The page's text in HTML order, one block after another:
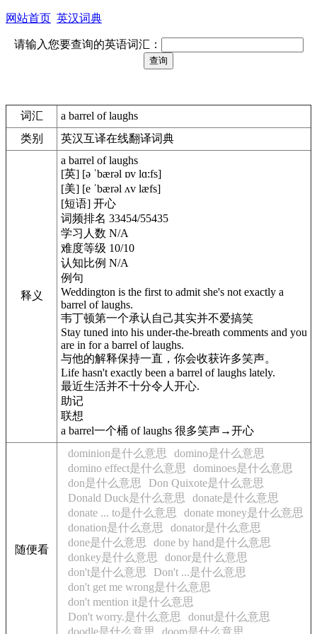
网站首页 英汉词典
请输入您要查询的英语词汇：
词汇
a barrel of laughs
类别
英汉互译在线翻译词典
释义
a barrel of laughs
[英] [ə ˈbærəl ɒv lɑ:fs]
[美] [e ˈbærəl ʌv læfs]
[短语] 开心
词频排名 33454/55435
学习人数 N/A
难度等级 10/10
认知比例 N/A
例句
Weddington is the first to admit she's not exactly a
barrel of laughs.
韦丁顿第一个承认自己其实并不爱搞笑
Stay tuned into his under-the-breath comments and you
are in for a barrel of laughs.
与他的解释保持一直，你会收获许多笑声。
Life hasn't exactly been a barrel of laughs lately.
最近生活并不十分令人开心.
助记
联想
a barrel一个桶 of laughs 很多笑声→开心
随便看
dominion是什么意思
domino是什么意思
domino effect是什么意思
dominoes是什么意思
don是什么意思
Don Quixote是什么意思
Donald Duck是什么意思
donate是什么意思
donate ... to是什么意思
donate money是什么意思
donation是什么意思
donator是什么意思
done是什么意思
done by hand是什么意思
donkey是什么意思
donor是什么意思
don't是什么意思
Don't ...是什么意思
don't get me wrong是什么意思
don't mention it是什么意思
Don't worry.是什么意思
donut是什么意思
doodle是什么意思
doom是什么意思